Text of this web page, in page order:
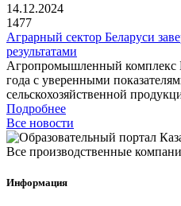
14.12.2024
1477
Аграрный сектор Беларуси
результатами
Агропромышленный комплекс
года с уверенными
сельскохозяйственной
Подробнее
Все новости
Все производственные
Информация